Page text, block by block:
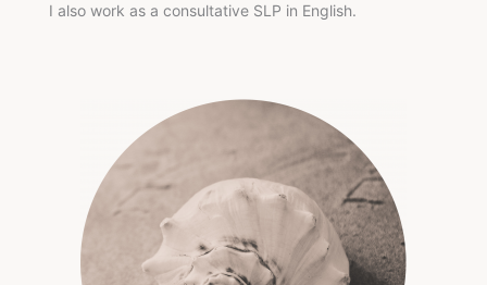
I also work as a consultative SLP in English.